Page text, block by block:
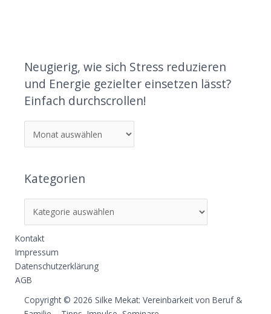
Neugierig, wie sich Stress reduzieren
und Energie gezielter einsetzen lässt?
Einfach durchscrollen!
Kategorien
Kontakt
Impressum
Datenschutzerklärung
AGB
Copyright © 2026 Silke Mekat: Vereinbarkeit von Beruf &